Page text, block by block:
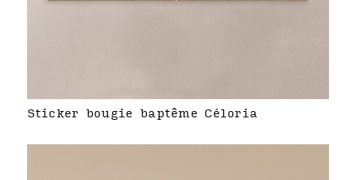
Sticker bougie baptême Céloria